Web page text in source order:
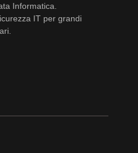
Informatica.
IT per grandi